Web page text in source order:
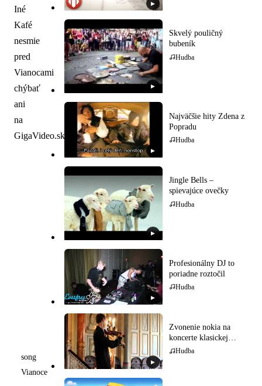
Iné
Kafé
nesmie
pred
Vianocami
chýbať
ani
na
GigaVideo.sk
song
Vianoce
▶
▶
Skvelý pouličný
bubeník
Hudba
▶
Najväčšie hity Zdena z
Popradu
Hudba
▶
Jingle Bells –
spievajúce ovečky
Hudba
▶
Profesionálny DJ to
poriadne roztočil
Hudba
▶
Zvonenie nokia na
koncerte klasickej
hudby
Hudba